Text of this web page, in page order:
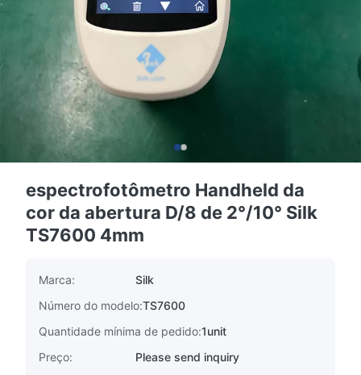
espectrofotômetro Handheld da
cor da abertura D/8 de 2°/10° Silk
TS7600 4mm
Marca:
Silk
Número do modelo:TS7600
Quantidade mínima de pedido:1unit
Preço:
Please send inquiry